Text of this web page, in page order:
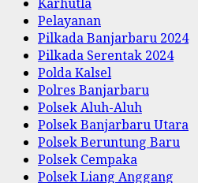
Pelayanan
Pilkada Banjarbaru 2024
Pilkada Serentak 2024
Polda Kalsel
Polres Banjarbaru
Polsek Aluh-Aluh
Polsek Banjarbaru Utara
Polsek Beruntung Baru
Polsek Cempaka
Polsek Liang Anggang